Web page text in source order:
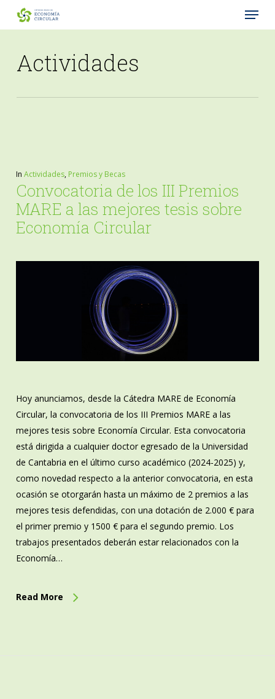
content
Menu
Actividades
In Actividades, Premios y Becas
Convocatoria de los III Premios
MARE a las mejores tesis sobre
Economía Circular
Hoy anunciamos, desde la Cátedra MARE de Economía
Circular, la convocatoria de los III Premios MARE a las
mejores tesis sobre Economía Circular. Esta convocatoria
está dirigida a cualquier doctor egresado de la Universidad
de Cantabria en el último curso académico (2024-2025) y,
como novedad respecto a la anterior convocatoria, en esta
ocasión se otorgarán hasta un máximo de 2 premios a las
mejores tesis defendidas, con una dotación de 2.000 € para
el primer premio y 1500 € para el segundo premio. Los
trabajos presentados deberán estar relacionados con la
Economía…
Read More